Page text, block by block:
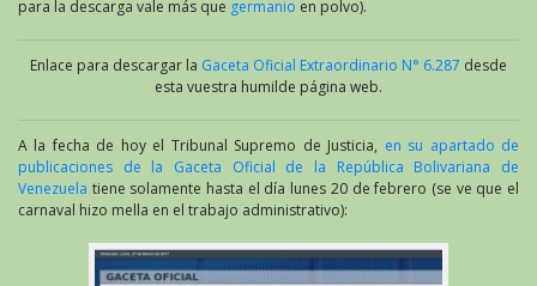
para la descarga vale más que germanio en polvo).
Enlace para descargar la Gaceta Oficial Extraordinario N° 6.287 desde
esta vuestra humilde página web.
A la fecha de hoy el Tribunal Supremo de Justicia, en su apartado de
publicaciones de la Gaceta Oficial de la República Bolivariana de
Venezuela tiene solamente hasta el día lunes 20 de febrero (se ve que el
carnaval hizo mella en el trabajo administrativo):